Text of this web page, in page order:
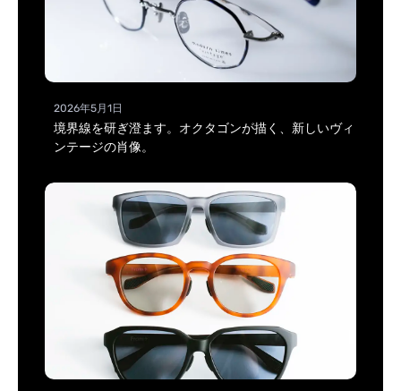
2026年5月1日
境界線を研ぎ澄ます。オクタゴンが描く、新しいヴィ
ンテージの肖像。